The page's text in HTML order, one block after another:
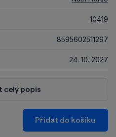
10419
8595602511297
24. 10. 2027
celý popis
Přidat do košíku